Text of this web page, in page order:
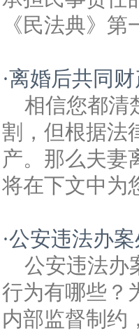
《民法典》
·离婚后共同
相信您都清
割，但根据法
产。那么夫妻
将在下文中为
·公安违法办
公安违法办
行为有哪些？
内部监督制约